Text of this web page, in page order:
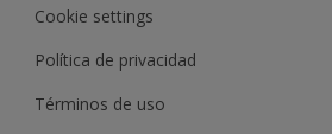
Cookie settings
Política de privacidad
Términos de uso